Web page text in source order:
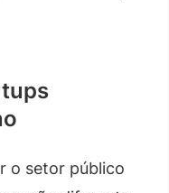
o setor público